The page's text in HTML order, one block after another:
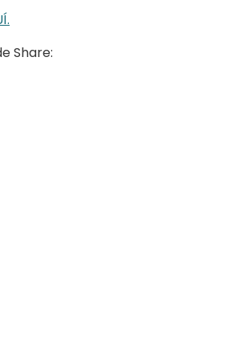
Share: